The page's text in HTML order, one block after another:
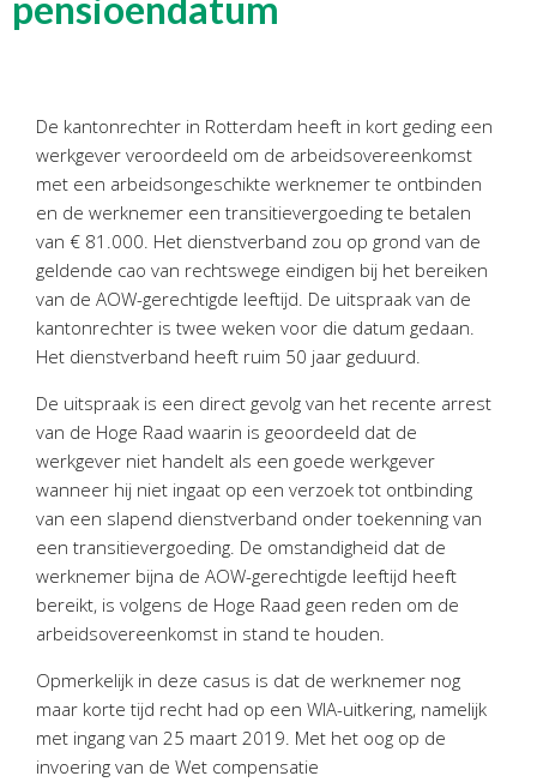
Personeel & Organisatie
Online boekhouden
Nieuws &informatie
Nieuwsbrief
Nieuwsoverzicht
Handige links
Downloads
Contact
AvantiOnline
Twinfield – Boekhouden
BaseCone – Facturen
Visionplanner – Rapportage
Online Salaris – Salarissen
Nextens-Accorderen aangiften
pensioendatum
De kantonrechter in Rotterdam heeft in kort geding een
werkgever veroordeeld om de arbeidsovereenkomst
met een arbeidsongeschikte werknemer te ontbinden
en de werknemer een transitievergoeding te betalen
van € 81.000. Het dienstverband zou op grond van de
geldende cao van rechtswege eindigen bij het bereiken
van de AOW-gerechtigde leeftijd. De uitspraak van de
kantonrechter is twee weken voor die datum gedaan.
Het dienstverband heeft ruim 50 jaar geduurd.
De uitspraak is een direct gevolg van het recente arrest
van de Hoge Raad waarin is geoordeeld dat de
werkgever niet handelt als een goede werkgever
wanneer hij niet ingaat op een verzoek tot ontbinding
van een slapend dienstverband onder toekenning van
een transitievergoeding. De omstandigheid dat de
werknemer bijna de AOW-gerechtigde leeftijd heeft
bereikt, is volgens de Hoge Raad geen reden om de
arbeidsovereenkomst in stand te houden.
Opmerkelijk in deze casus is dat de werknemer nog
maar korte tijd recht had op een WIA-uitkering, namelijk
met ingang van 25 maart 2019. Met het oog op de
invoering van de Wet compensatie